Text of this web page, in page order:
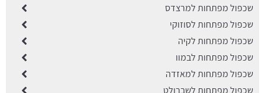
שכפול מפתחות למרצדס
שכפול מפתחות לסוזוקי
שכפול מפתחות לקיה
שכפול מפתחות לבמוו
שכפול מפתחות למאזדה